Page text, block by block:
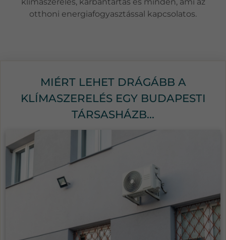
otthoni energiafogyasztással kapcsolatos.
MIÉRT LEHET DRÁGÁBB A
KLÍMASZERELÉS EGY BUDAPESTI
TÁRSASHÁZB...